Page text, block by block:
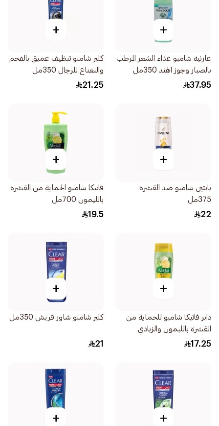
+
غارنيه شامبو غذاء الشعر المرطب
بالصبار وجوز الهند 350مل
37.95
+
كلير شامبو تنظيف عميق بالفحم
والنعناع للرجال 350مل
21.25
+
بانتين شامبو ضد القشرة
375مل
22
+
فاتيكا شامبو الحماية من القشرة
بالليمون 700مل
19.5
+
دابر فاتيكا شامبو للحماية من
القشرة بالليمون والزبادي
400مل
17.25
+
كلير شامبو شاور فريش 350مل
21
+
+